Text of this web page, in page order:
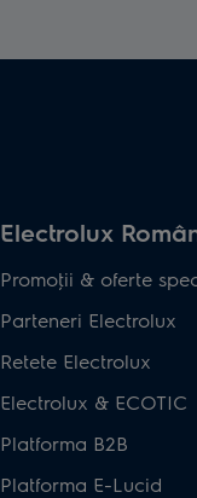
Electrolux
Promoţii & oferte
Parteneri Electrolux
Retete Electrolux
Electrolux & ECOTIC
Platforma B2B
Platforma E-Lucid